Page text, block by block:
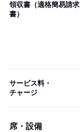
領収書（適格簡易請求
書）
サービス料・
チャージ
席・設備